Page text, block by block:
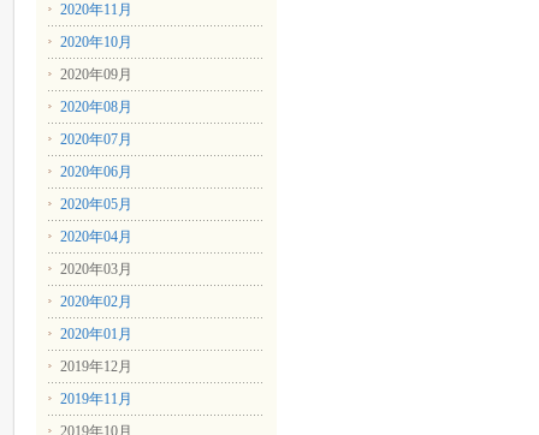
2020年11月
2020年10月
2020年09月
2020年08月
2020年07月
2020年06月
2020年05月
2020年04月
2020年03月
2020年02月
2020年01月
2019年12月
2019年11月
2019年10月